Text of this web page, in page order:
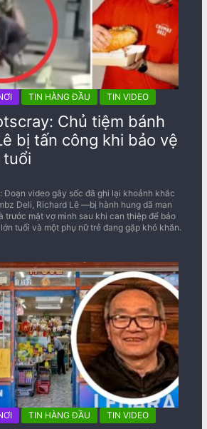
TIN HÀNG ĐẦU TIN VIDEO
Chủ tiệm bánh
bị tấn công khi bảo vệ
tuổi
Đoạn video gây sốc đã ghi lại khoảnh khắc
Deli, Richard Lê —bị hành hung dã man
trước mặt vợ mình sau khi can thiệp để bảo
tuổi và một phụ nữ trẻ đang gặp khó khăn.
TIN HÀNG ĐẦU TIN VIDEO